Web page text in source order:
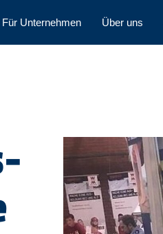
Für Unternehmen Über uns